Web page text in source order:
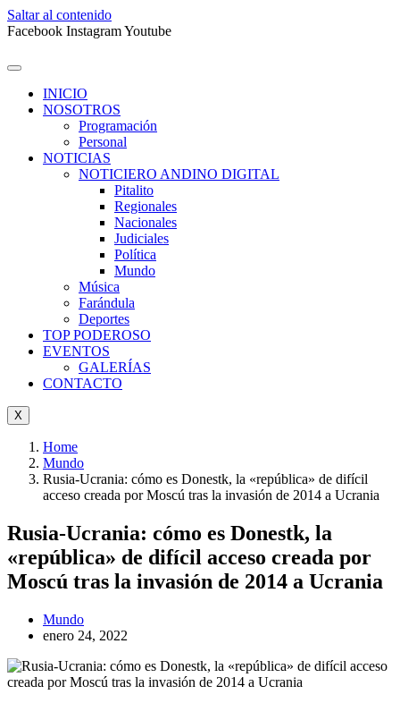
Saltar al contenido
Facebook InstagramYoutube
INICIO
NOSOTROS
Programación
Personal
NOTICIAS
NOTICIERO ANDINO DIGITAL
Pitalito
Regionales
Nacionales
Judiciales
Política
Mundo
Música
Farándula
Deportes
TOP PODEROSO
EVENTOS
GALERÍAS
CONTACTO
X
Home
Mundo
Rusia-Ucrania: cómo es Donestk, la «república» de difícil
acceso creada por Moscú tras la invasión de 2014 a Ucrania
Rusia-Ucrania: cómo es Donestk, la
«república» de difícil acceso creada por
Moscú tras la invasión de 2014 a Ucrania
Mundo
enero 24, 2022